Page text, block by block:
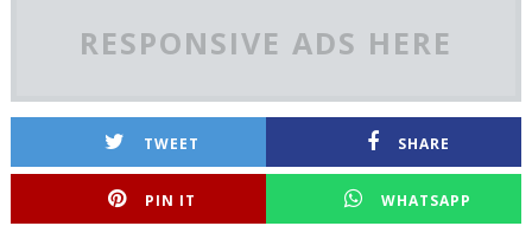
RESPONSIVE ADS HERE
TWEET SHARE
PIN IT WHATSAPP